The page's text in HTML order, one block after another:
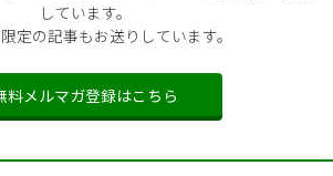
しています。
定の記事もお送りしています。
料メルマガ登録はこちら